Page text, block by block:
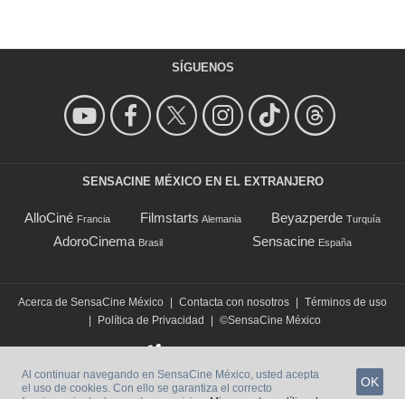
SÍGUENOS
SENSACINE MÉXICO EN EL EXTRANJERO
AlloCiné Francia Filmstarts Alemania Beyazperde Turquía
AdoroCinema Brasil Sensacine España
Acerca de SensaCine México | Contacta con nosotros | Términos de uso
|
Política de Privacidad | ©SensaCine México
Al continuar navegando en SensaCine México, usted acepta
el uso de cookies. Con ello se garantiza el correcto
OK